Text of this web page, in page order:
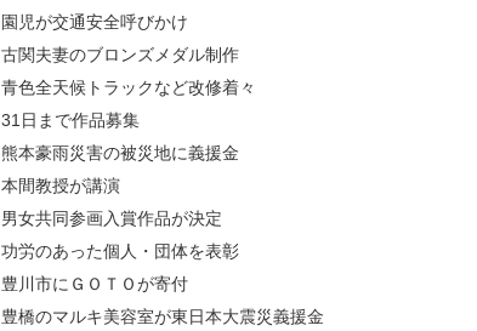
園児が交通安全呼びかけ
古関夫妻のブロンズメダル制作
青色全天候トラックなど改修着々
31日まで作品募集
熊本豪雨災害の被災地に義援金
本間教授が講演
男女共同参画入賞作品が決定
功労のあった個人・団体を表彰
豊川市にＧＯＴＯが寄付
豊橋のマルキ美容室が東日本大震災義援金